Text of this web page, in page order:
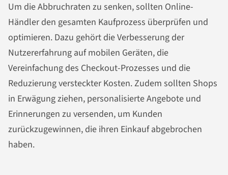
Um die Abbruchraten zu senken, sollten Online-
Händler den gesamten Kaufprozess überprüfen und
optimieren. Dazu gehört die Verbesserung der
Nutzererfahrung auf mobilen Geräten, die
Vereinfachung des Checkout-Prozesses und die
Reduzierung versteckter Kosten. Zudem sollten Shops
in Erwägung ziehen, personalisierte Angebote und
Erinnerungen zu versenden, um Kunden
zurückzugewinnen, die ihren Einkauf abgebrochen
haben.